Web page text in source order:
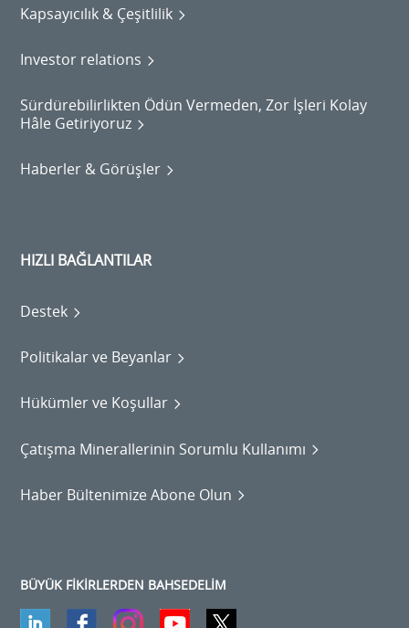
Kapsayıcılık & Çeşitlilik
Investor relations
Sürdürebilirlikten Ödün Vermeden, Zor İşleri Kolay
Hâle Getiriyoruz
Haberler & Görüşler
HIZLI BAĞLANTILAR
Destek
Politikalar ve Beyanlar
Hükümler ve Koşullar
Çatışma Minerallerinin Sorumlu Kullanımı
Haber Bültenimize Abone Olun
BÜYÜK FİKİRLERDEN BAHSEDELİM